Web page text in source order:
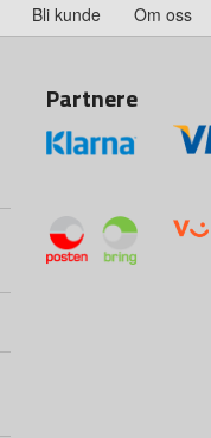
Bli kunde Om oss
Partnere